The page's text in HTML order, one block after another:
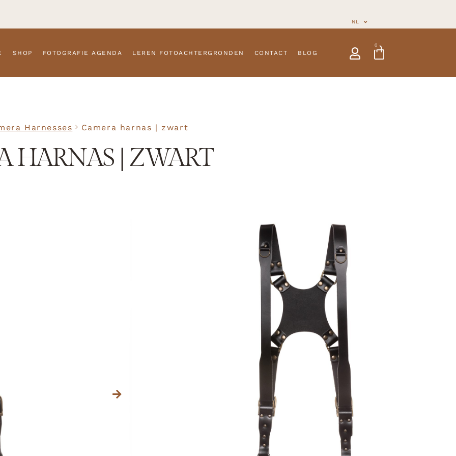
NL
SHOP FOTOGRAFIE AGENDA LEREN FOTOACHTERGRONDEN CONTACT BLOG
0
Harnesses Camera harnas | zwart
HARNAS | ZWART
Customizable
Kleur fournituren (metalen onderdelen)
Upload bestand voor gravering (optioneel)